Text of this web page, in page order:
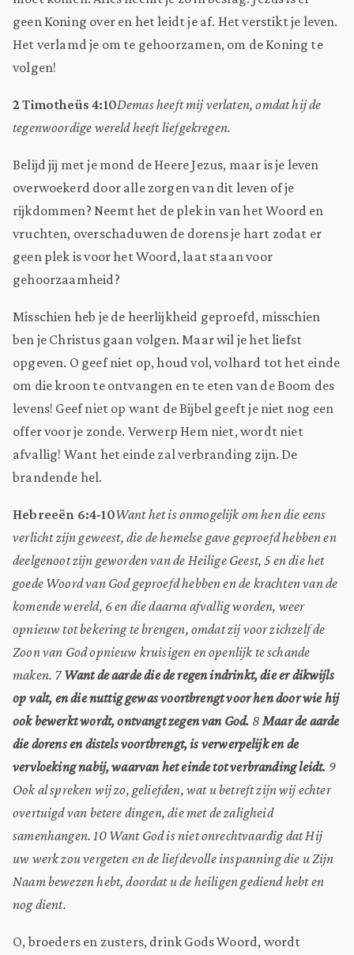
geen Koning over en het leidt je af. Het verstikt je leven.
Het verlamd je om te gehoorzamen, om de Koning te
volgen!
2 Timotheüs 4:10Demas heeft mij verlaten, omdat hij de
tegenwoordige wereld heeft liefgekregen.
Belijd jij met je mond de Heere Jezus, maar is je leven
overwoekerd door alle zorgen van dit leven of je
rijkdommen? Neemt het de plek in van het Woord en
vruchten, overschaduwen de dorens je hart zodat er
geen plek is voor het Woord, laat staan voor
gehoorzaamheid?
Misschien heb je de heerlijkheid geproefd, misschien
ben je Christus gaan volgen. Maar wil je het liefst
opgeven. O geef niet op, houd vol, volhard tot het einde
om die kroon te ontvangen en te eten van de Boom des
levens! Geef niet op want de Bijbel geeft je niet nog een
offer voor je zonde. Verwerp Hem niet, wordt niet
afvallig! Want het einde zal verbranding zijn. De
brandende hel.
Hebreeën 6:4-10Want het is onmogelijk om hen die eens
verlicht zijn geweest, die de hemelse gave geproefd hebben en
deelgenoot zijn geworden van de Heilige Geest, 5 en die het
goede Woord van God geproefd hebben en de krachten van de
komende wereld, 6 en die daarna afvallig worden, weer
opnieuw tot bekering te brengen, omdat zij voor zichzelf de
Zoon van God opnieuw kruisigen en openlijk te schande
maken. 7Want de aarde die de regen indrinkt, die er dikwijls
op valt, en die nuttig gewas voortbrengt voor hen door wie hij
ook bewerkt wordt, ontvangt zegen van God. 8Maar de aarde
die dorens en distels voortbrengt, is verwerpelijk en de
vervloeking nabij, waarvan het einde tot verbranding leidt. 9
Ook al spreken wij zo, geliefden, wat u betreft zijn wij echter
overtuigd van betere dingen, die met de zaligheid
samenhangen. 10 Want God is niet onrechtvaardig dat Hij
uw werk zou vergeten en de liefdevolle inspanning die u Zijn
Naam bewezen hebt, doordat u de heiligen gediend hebt en
nog dient.
O, broeders en zusters, drink Gods Woord, wordt